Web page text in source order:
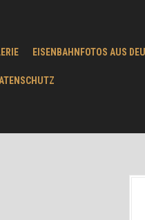
EISENBAHNFOTOS AUS